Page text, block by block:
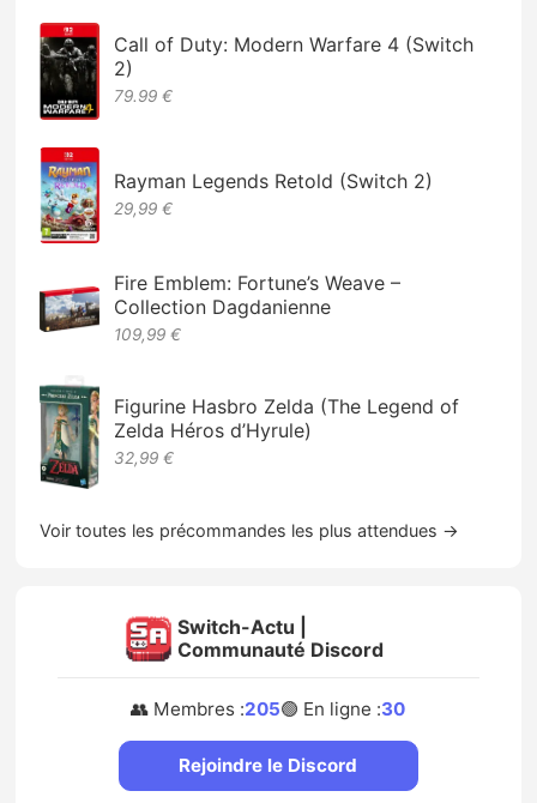
Call of Duty: Modern Warfare 4 (Switch
2)
79.99 €
Rayman Legends Retold (Switch 2)
29,99 €
Fire Emblem: Fortune’s Weave –
Collection Dagdanienne
109,99 €
Figurine Hasbro Zelda (The Legend of
Zelda Héros d’Hyrule)
32,99 €
Voir toutes les précommandes les plus attendues →
Switch-Actu |
Communauté Discord
👥 Membres :205🟢 En ligne :30
Rejoindre le Discord